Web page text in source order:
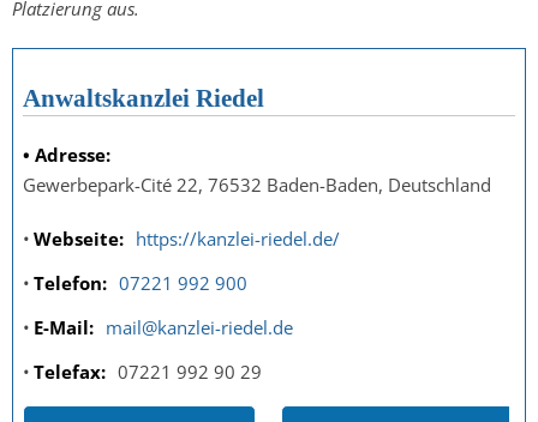
Platzierung aus.
Anwaltskanzlei Riedel
Adresse:
Gewerbepark-Cité 22, 76532 Baden-Baden, Deutschland
Webseite
https://kanzlei-riedel.de/
Telefon
07221 992 900
E-Mail
mail@kanzlei-riedel.de
Telefax
07221 992 90 29